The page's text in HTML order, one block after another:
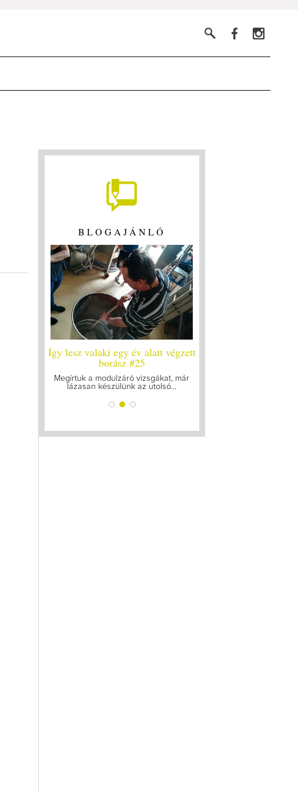
BLOGAJÁNLÓ
Így lesz valaki egy év alatt végzett
borász #25
Megírtuk a modulzáró vizsgákat, már
lázasan készülünk az utolsó...